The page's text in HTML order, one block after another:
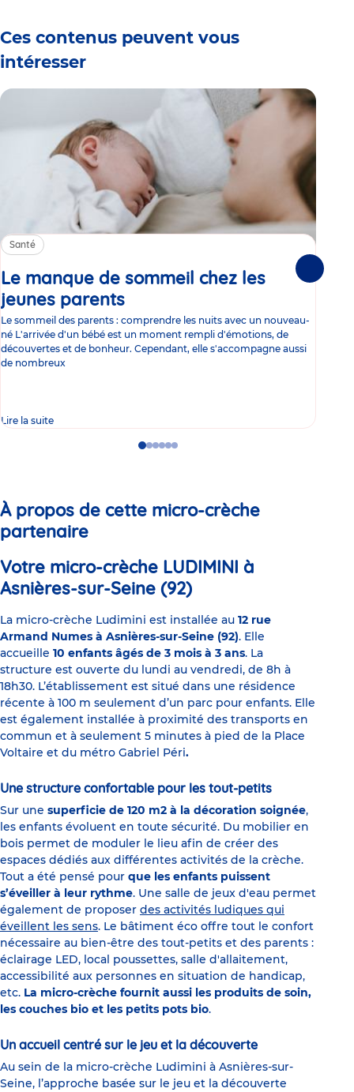
Ces contenus peuvent vous
intéresser
Santé
Le manque de sommeil chez les
jeunes parents
Le sommeil des parents : comprendre les nuits avec un nouveau-
né L'arrivée d'un bébé est un moment rempli d'émotions, de
découvertes et de bonheur. Cependant, elle s'accompagne aussi
de nombreux
Lire la suite
GoGoGoGo
GoGo
À propos de cette micro-crèche
partenaire
Votre micro-crèche LUDIMINI à
Asnières-sur-Seine (92)
La micro-crèche Ludimini est installée au 12 rue
Armand Numes à Asnières-sur-Seine (92). Elle
accueille 10 enfants âgés de 3 mois à 3 ans. La
structure est ouverte du lundi au vendredi, de 8h à
18h30. L’établissement est situé dans une résidence
récente à 100 m seulement d’un parc pour enfants. Elle
est également installée à proximité des transports en
commun et à seulement 5 minutes à pied de la Place
Voltaire et du métro Gabriel Péri.
Une structure confortable pour les tout-petits
Sur une superficie de 120 m2 à la décoration soignée,
les enfants évoluent en toute sécurité. Du mobilier en
bois permet de moduler le lieu afin de créer des
espaces dédiés aux différentes activités de la crèche.
Tout a été pensé pour que les enfants puissent
s’éveiller à leur rythme. Une salle de jeux d'eau permet
également de proposer des activités ludiques qui
éveillent les sens. Le bâtiment éco offre tout le confort
nécessaire au bien-être des tout-petits et des parents :
éclairage LED, local poussettes, salle d'allaitement,
accessibilité aux personnes en situation de handicap,
etc. La micro-crèche fournit aussi les produits de soin,
les couches bio et les petits pots bio.
Un accueil centré sur le jeu et la découverte
Au sein de la micro-crèche Ludimini à Asnières-sur-
Seine, l’approche basée sur le jeu et la découverte